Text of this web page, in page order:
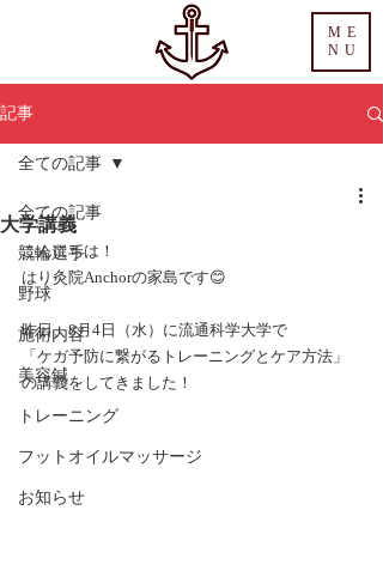
ME
NU
記事
全ての記事
競輪選手
野球
施術内容
美容鍼
トレーニング
フットオイルマッサージ
お知らせ
全ての記事
大学講義
こんにちは！
はり灸院Anchorの家島です😊
昨日、8月4日（水）に流通科学大学で
「ケガ予防に繋がるトレーニングとケア方法」
の講義をしてきました！